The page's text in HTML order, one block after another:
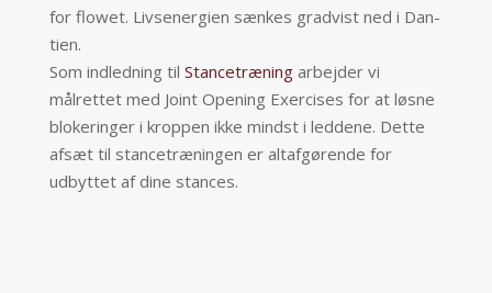
for flowet. Livsenergien sænkes gradvist ned i Dan-
tien.
Som indledning til Stancetræningarbejder vi
målrettet med Joint Opening Exercises for at løsne
blokeringer i kroppen ikke mindst i leddene. Dette
afsæt til stancetræningen er altafgørende for
udbyttet af dine stances.